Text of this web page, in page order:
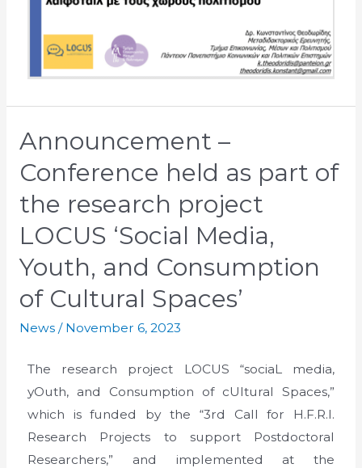
Announcement –
Conference held as part of
the research project
LOCUS ‘Social Media,
Youth, and Consumption
of Cultural Spaces’
News/ November 6, 2023
The research project LOCUS “sociaL media,
yOuth, and Consumption of cUltural Spaces,”
which is funded by the “3rd Call for H.F.R.I.
Research Projects to support Postdoctoral
Researchers,” and implemented at the